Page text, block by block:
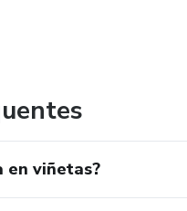
en viñetas?